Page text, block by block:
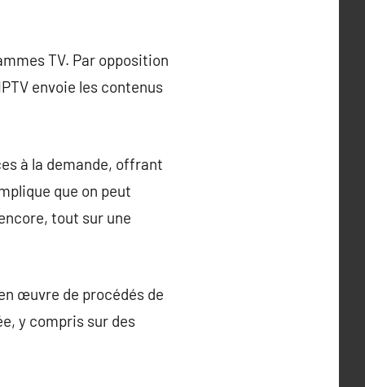
TV. Par opposition
envoie les contenus
à la demande, offrant
que on peut
tout sur une
œuvre de procédés de
y compris sur des